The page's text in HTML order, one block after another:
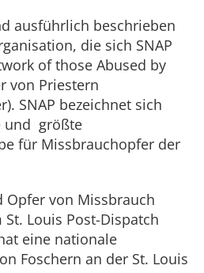
ausführlich beschrieben
die sich SNAP
of those Abused by
von Priestern
SNAP bezeichnet sich
und größte
für Missbrauchopfer der
von Missbrauch
Louis Post-Dispatch
eine nationale
Foschern an der St. Louis